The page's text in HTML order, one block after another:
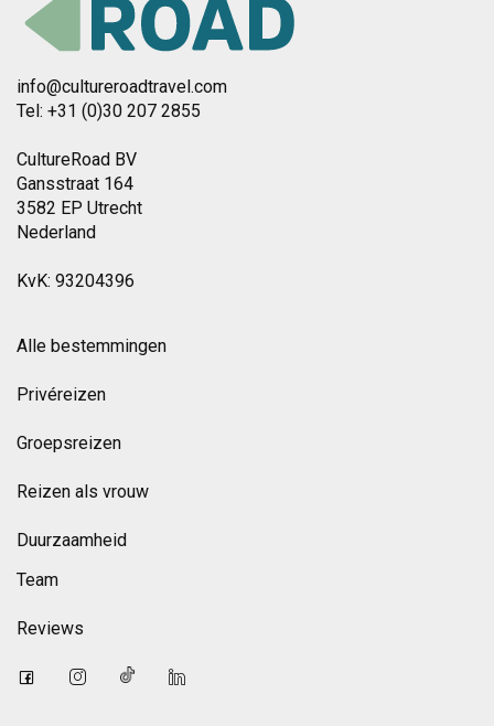
info@cultureroadtravel.com
Tel: +31 (0)30 207 2855
CultureRoad BV
Gansstraat 164
3582 EP Utrecht
Nederland
KvK: 93204396
Alle bestemmingen
Privéreizen
Groepsreizen
Reizen als vrouw
Duurzaamheid
Team
Reviews